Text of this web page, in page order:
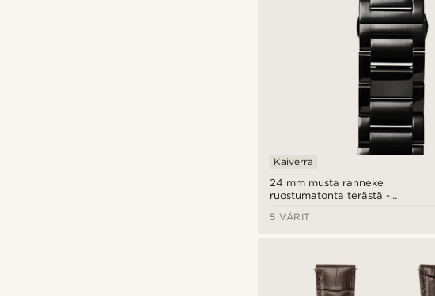
24 mm musta ranneke
ruostumatonta terästä -
Kaiverra
5 VÄRIT